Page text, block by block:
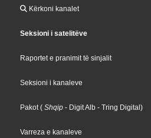
Kërkoni kanalet
Seksioni i satelitëve
Raportet e pranimit të sinjalit
Seksioni i kanaleve
Pakot ( Shqip - Digit Alb - Tring Digital)
Varreza e kanaleve